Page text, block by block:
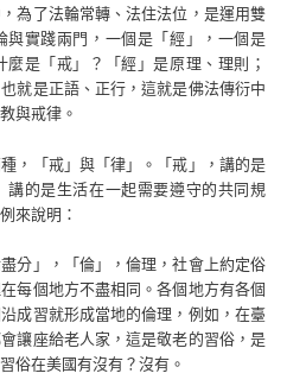
為了法輪常轉、法住法位，是運用雙
實踐兩門，一個是「經」，一個是
麼是「戒」？「經」是原理、理則；
就是正語、正行，這就是佛法傳衍中
與戒律。
，「戒」與「律」。「戒」，講的是
的是生活在一起需要遵守的共同規
來說明：
分」，「倫」，倫理，社會上約定俗
每個地方不盡相同。各個地方有各個
成習就形成當地的倫理，例如，在臺
讓座給老人家，這是敬老的習俗，是
俗在美國有沒有？沒有。